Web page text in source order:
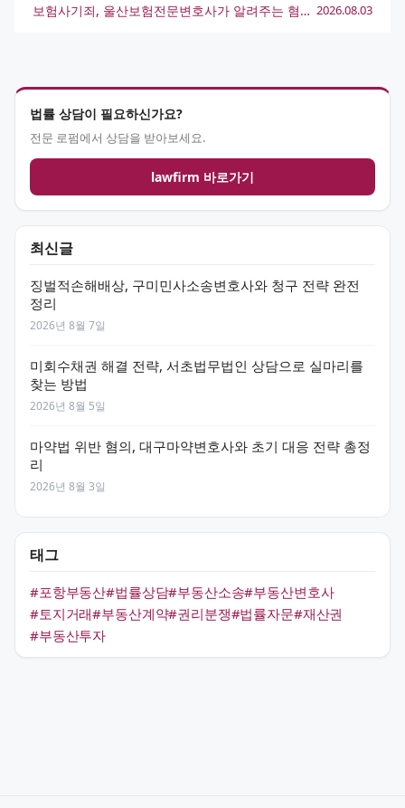
법률 상담이 필요하신가요?
전문 로펌에서 상담을 받아보세요.
lawfirm 바로가기
최신글
징벌적손해배상, 구미민사소송변호사와 청구 전략 완전
정리
2026년 8월 7일
미회수채권 해결 전략, 서초법무법인 상담으로 실마리를
찾는 방법
2026년 8월 5일
마약법 위반 혐의, 대구마약변호사와 초기 대응 전략 총정
리
2026년 8월 3일
태그
#포항부동산#법률상담#부동산소송#부동산변호사
#토지거래#부동산계약#권리분쟁#법률자문#재산권
#부동산투자
보험사기죄, 울산보험전문변호사가 알려주는 혐의 대응 전략 2026.08.03